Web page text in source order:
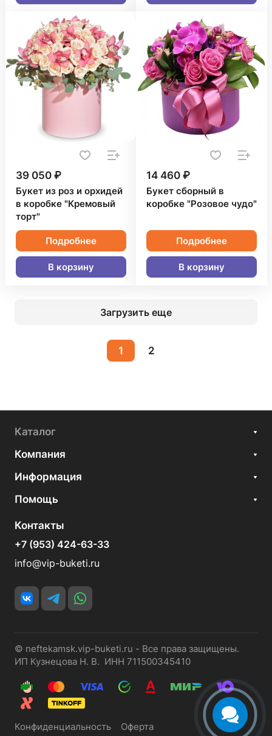
39 050 ₽
Букет из роз и орхидей
в коробке "Кремовый
торт"
Подробнее
В корзину
14 460 ₽
Букет сборный в
коробке "Розовое чудо"
Подробнее
В корзину
Загрузить еще
1 2
Каталог
Компания
Информация
Помощь
Контакты
+7 (953) 424-63-33
info@vip-buketi.ru
© neftekamsk.vip-buketi.ru - Все права защищены.
ИП Кузнецова Н. В. ИНН 711500345410
Конфиденциальность Оферта